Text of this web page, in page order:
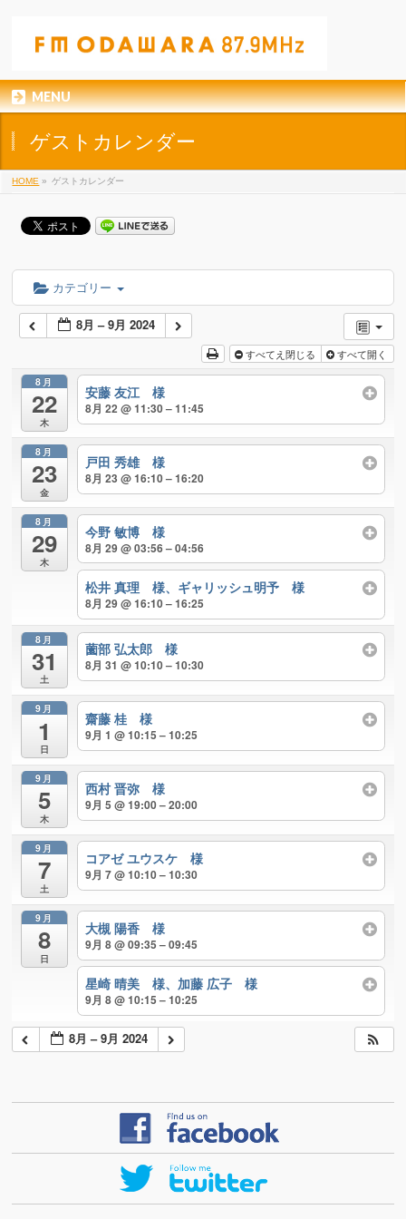
MENU
ゲストカレンダー
HOME » ゲストカレンダー
カテゴリー
8月 – 9月 2024
すべてえ閉じる すべて開く
8月
22
木
安藤 友江 様
8月 22 @ 11:30 – 11:45
8月
23
金
戸田 秀雄 様
8月 23 @ 16:10 – 16:20
8月
29
木
今野 敏博 様
8月 29 @ 03:56 – 04:56
松井 真理 様、ギャリッシュ明予 様
8月 29 @ 16:10 – 16:25
8月
31
土
薗部 弘太郎 様
8月 31 @ 10:10 – 10:30
9月
1
日
齋藤 桂 様
9月 1 @ 10:15 – 10:25
9月
5
木
西村 晋弥 様
9月 5 @ 19:00 – 20:00
9月
7
土
コアゼ ユウスケ 様
9月 7 @ 10:10 – 10:30
9月
8
日
大槻 陽香 様
9月 8 @ 09:35 – 09:45
星崎 晴美 様、加藤 広子 様
9月 8 @ 10:15 – 10:25
8月 – 9月 2024